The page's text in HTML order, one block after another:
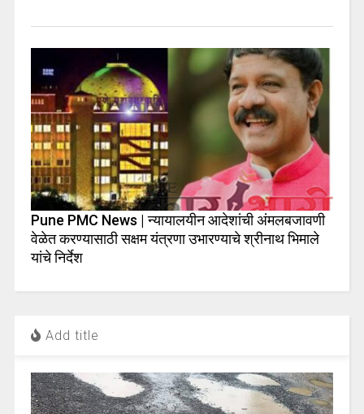
Pune PMC News | न्यायालयीन आदेशांची अंमलबजावणी
वेळेत करण्यासाठी सक्षम यंत्रणा उभारण्याचे श्रीनाथ भिमाले
यांचे निर्देश
Add title